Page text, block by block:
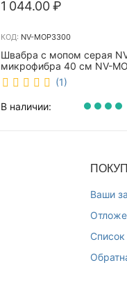
1 044.00 ₽
КОД: NV-MOP3300
Швабра с мопом серая
микрофибра 40 см NV-
(1)
В наличии:
Ваши
Список